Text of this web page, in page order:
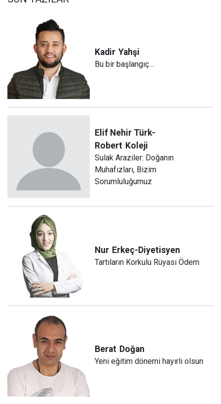
Kadir Yahşi
Bu bir başlangıç…
Elif Nehir Türk-
Robert Koleji
Sulak Araziler: Doğanın
Muhafızları, Bizim
Sorumluluğumuz
Nur Erkeç-Diyetisyen
Tartıların Korkulu Rüyası Ödem
Berat Doğan
Yeni eğitim dönemi hayırlı olsun